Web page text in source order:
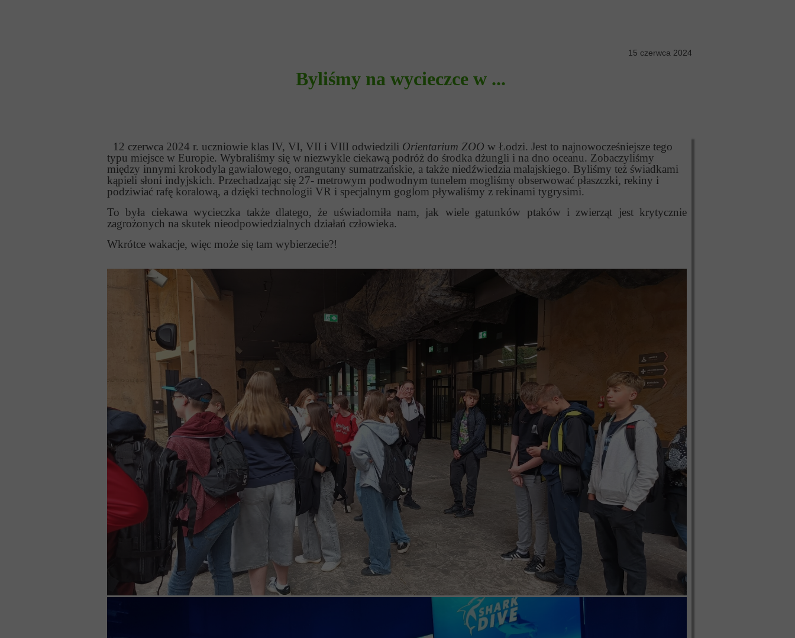
15 czerwca 2024
12 czerwca 2024 r. uczniowie klas IV, VI, VII i VIII odwiedzili Orientarium ZOO w Łodzi. Jest to najnowocześniejsze tego
typu miejsce w Europie. Wybraliśmy się w niezwykle ciekawą podróż do środka dżungli i na dno oceanu. Zobaczyliśmy
między innymi krokodyla gawialowego, orangutany sumatrzańskie, a także niedźwiedzia malajskiego. Byliśmy też świadkami
kąpieli słoni indyjskich. Przechadzając się 27- metrowym podwodnym tunelem mogliśmy obserwować płaszczki, rekiny i
podziwiać rafę koralową, a dzięki technologii VR i specjalnym goglom pływaliśmy z rekinami tygrysimi.
To była ciekawa wycieczka także dlatego, że uświadomiła nam, jak wiele gatunków ptaków i zwierząt jest krytycznie
zagrożonych na skutek nieodpowiedzialnych działań człowieka.
Wkrótce wakacje, więc może się tam wybierzecie?!
Byliśmy na wycieczce w ...